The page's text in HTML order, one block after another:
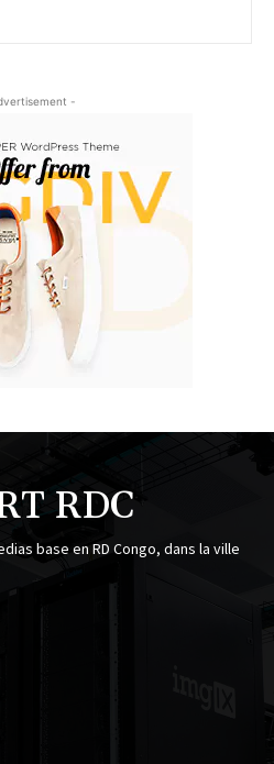
-
RDC
base en RD Congo, dans la ville